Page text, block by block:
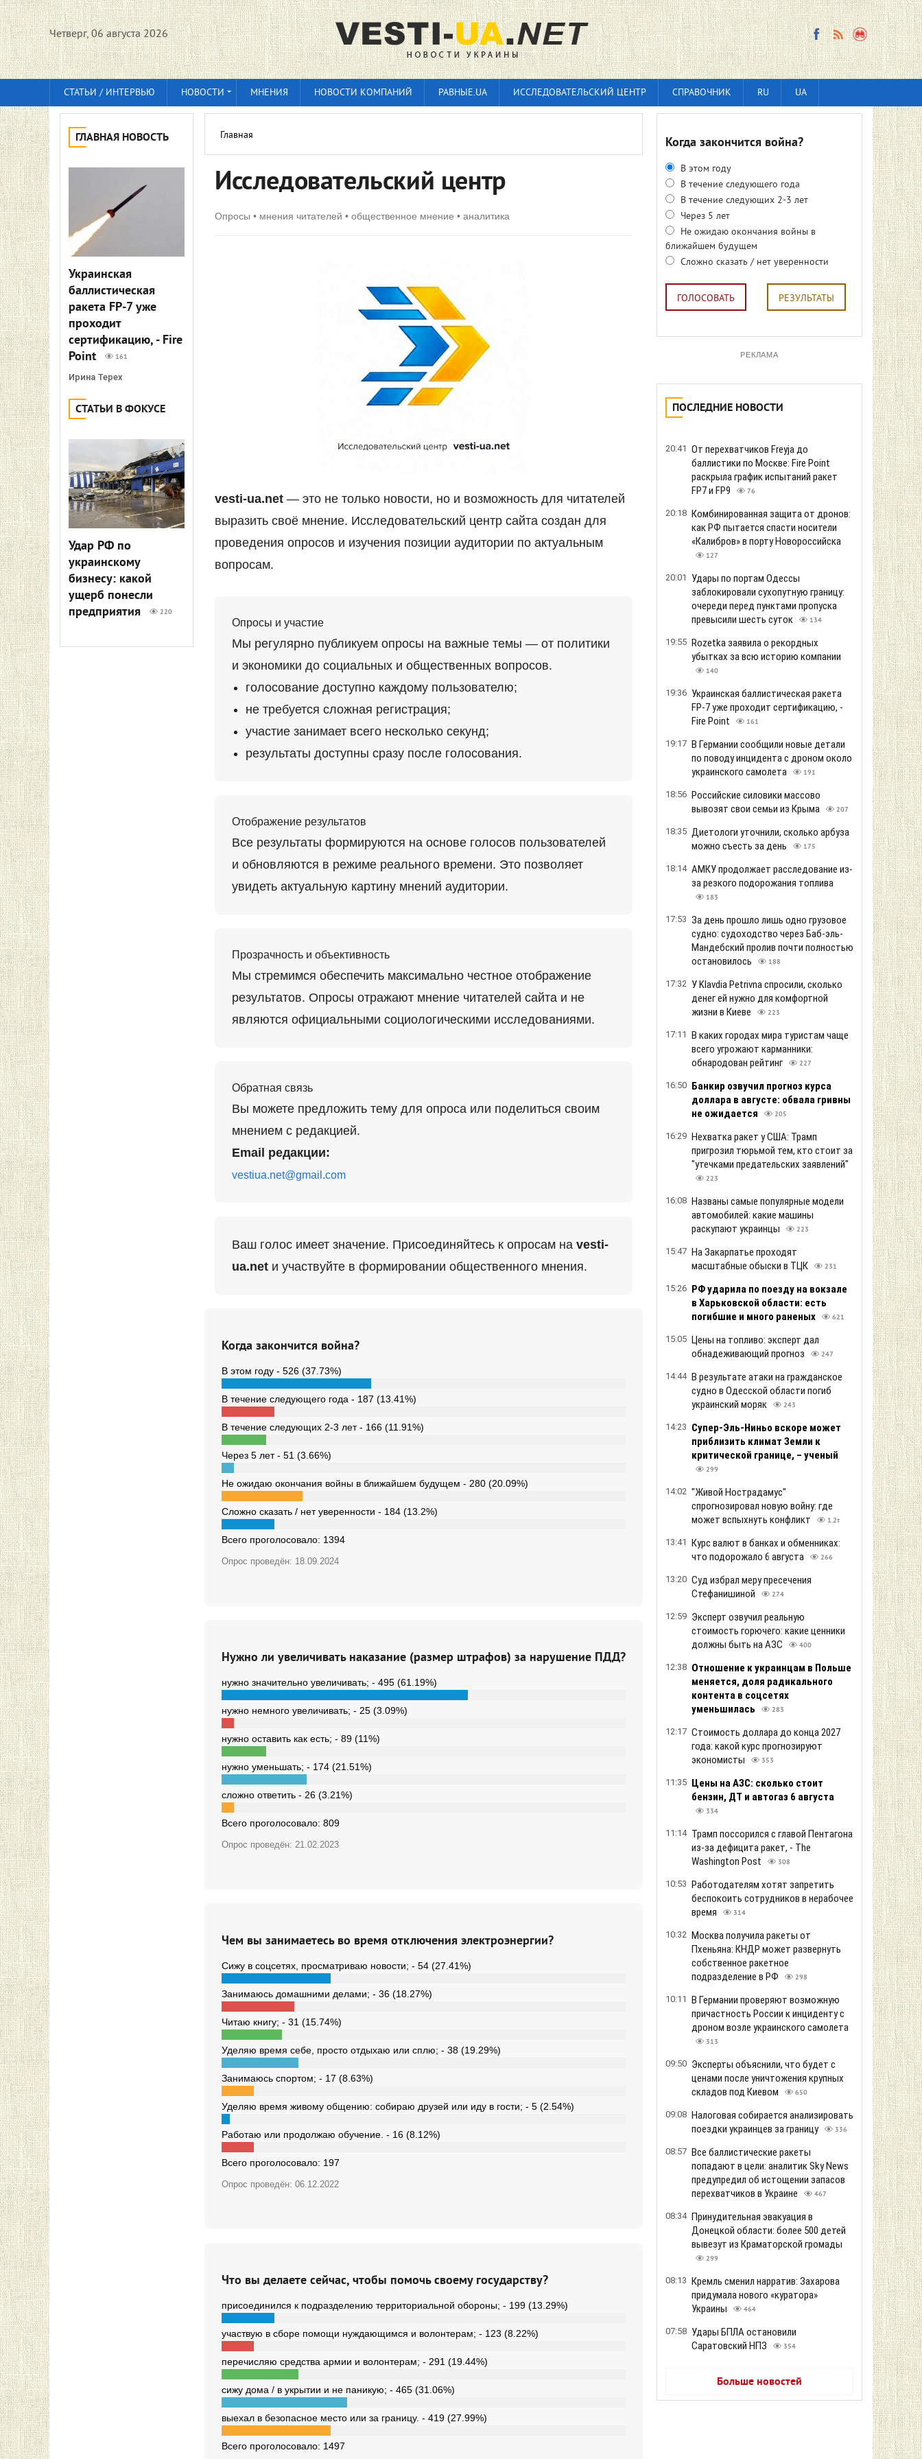
Четверг, 06 августа 2026
СТАТЬИ / ИНТЕРВЬЮ НОВОСТИ МНЕНИЯ НОВОСТИ КОМПАНИЙ РАВНЫЕ.UA ИССЛЕДОВАТЕЛЬСКИЙ ЦЕНТР СПРАВОЧНИК RU UA
ГЛАВНАЯ НОВОСТЬ
Украинская
баллистическая
ракета FP-7 уже
проходит
сертификацию, - Fire
Point
161
Ирина Терех
СТАТЬИ В ФОКУСЕ
Удар РФ по
украинскому
бизнесу: какой
ущерб понесли
предприятия
220
Главная
Исследовательский центр
Опросы • мнения читателей • общественное мнение • аналитика
vesti-ua.net — это не только новости, но и возможность для читателей
выразить своё мнение. Исследовательский центр сайта создан для
проведения опросов и изучения позиции аудитории по актуальным
вопросам.
Опросы и участие
Мы регулярно публикуем опросы на важные темы — от политики
и экономики до социальных и общественных вопросов.
голосование доступно каждому пользователю;
не требуется сложная регистрация;
участие занимает всего несколько секунд;
результаты доступны сразу после голосования.
Отображение результатов
Все результаты формируются на основе голосов пользователей
и обновляются в режиме реального времени. Это позволяет
увидеть актуальную картину мнений аудитории.
Прозрачность и объективность
Мы стремимся обеспечить максимально честное отображение
результатов. Опросы отражают мнение читателей сайта и не
являются официальными социологическими исследованиями.
Обратная связь
Вы можете предложить тему для опроса или поделиться своим
мнением с редакцией.
Email редакции:
vestiua.net@gmail.com
Ваш голос имеет значение. Присоединяйтесь к опросам на vesti-
ua.net и участвуйте в формировании общественного мнения.
Когда закончится война?
В этом году - 526 (37.73%)
В течение следующего года - 187 (13.41%)
В течение следующих 2-3 лет - 166 (11.91%)
Через 5 лет - 51 (3.66%)
Не ожидаю окончания войны в ближайшем будущем - 280 (20.09%)
Сложно сказать / нет уверенности - 184 (13.2%)
Всего проголосовало: 1394
Опрос проведён: 18.09.2024
Нужно ли увеличивать наказание (размер штрафов) за нарушение ПДД?
нужно значительно увеличивать; - 495 (61.19%)
нужно немного увеличивать; - 25 (3.09%)
нужно оставить как есть; - 89 (11%)
нужно уменьшать; - 174 (21.51%)
сложно ответить - 26 (3.21%)
Всего проголосовало: 809
Опрос проведён: 21.02.2023
Чем вы занимаетесь во время отключения электроэнергии?
Сижу в соцсетях, просматриваю новости; - 54 (27.41%)
Занимаюсь домашними делами; - 36 (18.27%)
Читаю книгу; - 31 (15.74%)
Уделяю время себе, просто отдыхаю или сплю; - 38 (19.29%)
Занимаюсь спортом; - 17 (8.63%)
Уделяю время живому общению: собираю друзей или иду в гости; - 5 (2.54%)
Работаю или продолжаю обучение. - 16 (8.12%)
Всего проголосовало: 197
Опрос проведён: 06.12.2022
Что вы делаете сейчас, чтобы помочь своему государству?
присоединился к подразделению территориальной обороны; - 199 (13.29%)
участвую в сборе помощи нуждающимся и волонтерам; - 123 (8.22%)
перечисляю средства армии и волонтерам; - 291 (19.44%)
сижу дома / в укрытии и не паникую; - 465 (31.06%)
выехал в безопасное место или за границу. - 419 (27.99%)
Всего проголосовало: 1497
Когда закончится война?
В этом году
В течение следующего года
В течение следующих 2-3 лет
Через 5 лет
Не ожидаю окончания войны в
ближайшем будущем
Сложно сказать / нет уверенности
ГОЛОСОВАТЬ РЕЗУЛЬТАТЫ
РЕКЛАМА
ПОСЛЕДНИЕ НОВОСТИ
20:41 От перехватчиков Freyja до
баллистики по Москве: Fire Point
раскрыла график испытаний ракет
FP7 и FP9
76
20:18 Комбинированная защита от дронов:
как РФ пытается спасти носители
«Калибров» в порту Новороссийска
127
20:01
Удары по портам Одессы
заблокировали сухопутную границу:
очереди перед пунктами пропуска
превысили шесть суток
134
19:55 Rozetka заявила о рекордных
убытках за всю историю компании
140
19:36 Украинская баллистическая ракета
FP-7 уже проходит сертификацию, -
Fire Point
161
19:17 В Германии сообщили новые детали
по поводу инцидента с дроном около
украинского самолета
191
18:56 Российские силовики массово
вывозят свои семьи из Крыма
207
18:35 Диетологи уточнили, сколько арбуза
можно съесть за день
175
18:14 АМКУ продолжает расследование из-
за резкого подорожания топлива
183
17:53 За день прошло лишь одно грузовое
судно: судоходство через Баб-эль-
Мандебский пролив почти полностью
остановилось
188
17:32 У Klavdia Petrivna спросили, сколько
денег ей нужно для комфортной
жизни в Киеве
223
17:11 В каких городах мира туристам чаще
всего угрожают карманники:
обнародован рейтинг
227
16:50 Банкир озвучил прогноз курса
доллара в августе: обвала гривны
не ожидается
205
16:29 Нехватка ракет у США: Трамп
пригрозил тюрьмой тем, кто стоит за
"утечками предательских заявлений"
223
16:08 Названы самые популярные модели
автомобилей: какие машины
раскупают украинцы
223
15:47 На Закарпатье проходят
масштабные обыски в ТЦК
231
15:26 РФ ударила по поезду на вокзале
в Харьковской области: есть
погибшие и много раненых
621
15:05 Цены на топливо: эксперт дал
обнадеживающий прогноз
247
14:44 В результате атаки на гражданское
судно в Одесской области погиб
украинский моряк
243
14:23 Супер-Эль-Ниньо вскоре может
приблизить климат Земли к
критической границе, – ученый
299
14:02 "Живой Нострадамус"
спрогнозировал новую войну: где
может вспыхнуть конфликт
1.2т
13:41 Курс валют в банках и обменниках:
что подорожало 6 августа
266
13:20 Суд избрал меру пресечения
Стефанишиной
274
12:59 Эксперт озвучил реальную
стоимость горючего: какие ценники
должны быть на АЗС
400
12:38 Отношение к украинцам в Польше
меняется, доля радикального
контента в соцсетях
уменьшилась
283
12:17 Стоимость доллара до конца 2027
года: какой курс прогнозируют
экономисты
353
11:35 Цены на АЗС: сколько стоит
бензин, ДТ и автогаз 6 августа
334
11:14 Трамп поссорился с главой Пентагона
из-за дефицита ракет, - The
Washington Post
308
10:53 Работодателям хотят запретить
беспокоить сотрудников в нерабочее
время
314
10:32 Москва получила ракеты от
Пхеньяна: КНДР может развернуть
собственное ракетное
подразделение в РФ
298
10:11 В Германии проверяют возможную
причастность России к инциденту с
дроном возле украинского самолета
313
09:50 Эксперты объяснили, что будет с
ценами после уничтожения крупных
складов под Киевом
650
09:08 Налоговая собирается анализировать
поездки украинцев за границу
336
08:57 Все баллистические ракеты
попадают в цели: аналитик Sky News
предупредил об истощении запасов
перехватчиков в Украине
467
08:34 Принудительная эвакуация в
Донецкой области: более 500 детей
вывезут из Краматорской громады
299
08:13 Кремль сменил нарратив: Захарова
придумала нового «куратора»
Украины
464
07:58 Удары БПЛА остановили
Саратовский НПЗ
354
Больше новостей